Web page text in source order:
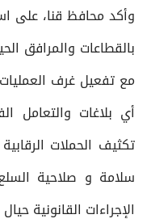
وأكد محافظ قنا، على
بالقطاعات والمرافق
مع تفعيل غرف العمليات
أي بلاغات والتعامل
تكثيف الحملات
سلامة و صلاحية
الإجراءات القانونية